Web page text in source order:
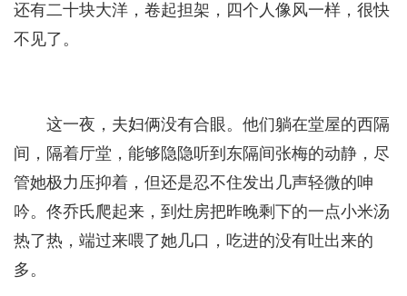
还有二十块大洋，卷起担架，四个人像风一样，很快
不见了。
这一夜，夫妇俩没有合眼。他们躺在堂屋的西隔
间，隔着厅堂，能够隐隐听到东隔间张梅的动静，尽
管她极力压抑着，但还是忍不住发出几声轻微的呻
吟。佟乔氏爬起来，到灶房把昨晚剩下的一点小米汤
热了热，端过来喂了她几口，吃进的没有吐出来的
多。